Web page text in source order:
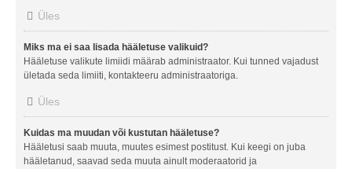
Üles
Miks ma ei saa lisada hääletuse valikuid?
Hääletuse valikute limiidi määrab administraator. Kui tunned vajadust
ületada seda limiiti, kontakteeru administraatoriga.
Üles
Kuidas ma muudan või kustutan hääletuse?
Hääletusi saab muuta, muutes esimest postitust. Kui keegi on juba
hääletanud, saavad seda muuta ainult moderaatorid ja